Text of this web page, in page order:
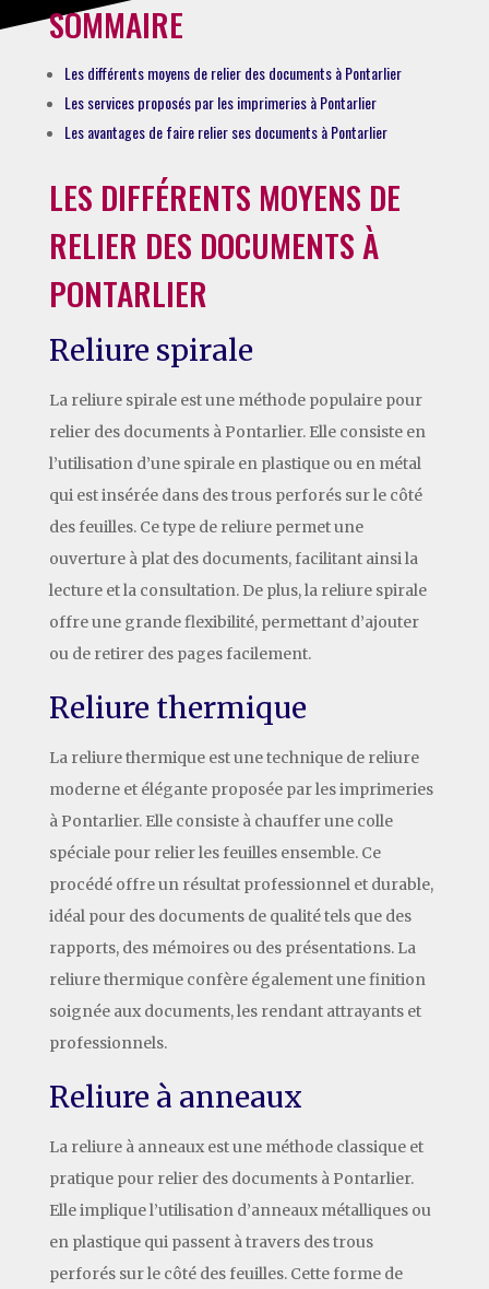
SOMMAIRE
Les différents moyens de relier des documents à Pontarlier
Les services proposés par les imprimeries à Pontarlier
Les avantages de faire relier ses documents à Pontarlier
LES DIFFÉRENTS MOYENS DE
RELIER DES DOCUMENTS À
PONTARLIER
Reliure spirale
La reliure spirale est une méthode populaire pour
relier des documents à Pontarlier. Elle consiste en
l’utilisation d’une spirale en plastique ou en métal
qui est insérée dans des trous perforés sur le côté
des feuilles. Ce type de reliure permet une
ouverture à plat des documents, facilitant ainsi la
lecture et la consultation. De plus, la reliure spirale
offre une grande flexibilité, permettant d’ajouter
ou de retirer des pages facilement.
Reliure thermique
La reliure thermique est une technique de reliure
moderne et élégante proposée par les imprimeries
à Pontarlier. Elle consiste à chauffer une colle
spéciale pour relier les feuilles ensemble. Ce
procédé offre un résultat professionnel et durable,
idéal pour des documents de qualité tels que des
rapports, des mémoires ou des présentations. La
reliure thermique confère également une finition
soignée aux documents, les rendant attrayants et
professionnels.
Reliure à anneaux
La reliure à anneaux est une méthode classique et
pratique pour relier des documents à Pontarlier.
Elle implique l’utilisation d’anneaux métalliques ou
en plastique qui passent à travers des trous
perforés sur le côté des feuilles. Cette forme de